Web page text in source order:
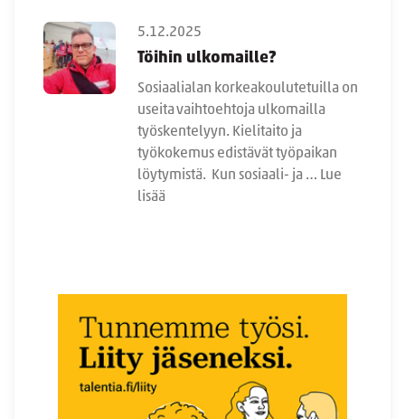
5.12.2025
Töihin ulkomaille?
Sosiaalialan korkeakoulutetuilla on
useita vaihtoehtoja ulkomailla
työskentelyyn. Kielitaito ja
työkokemus edistävät työpaikan
löytymistä. Kun sosiaali- ja … Lue
lisää